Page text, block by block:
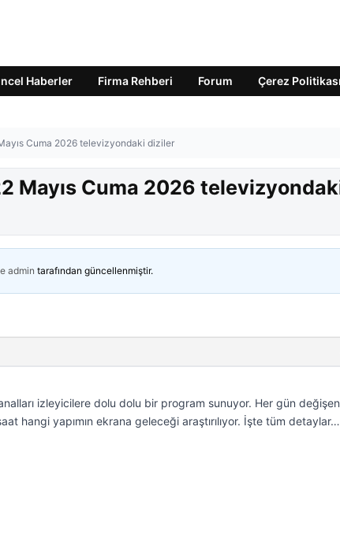
Haberler Firma Rehberi Forum Çerez Politikası
Cuma 2026 televizyondaki diziler
Mayıs Cuma 2026
admin tarafından güncellenmiştir.
izleyicilere dolu dolu bir program sunuyor. Her gün değişen
hangi yapımın ekrana geleceği araştırılıyor. İşte tüm detaylar…